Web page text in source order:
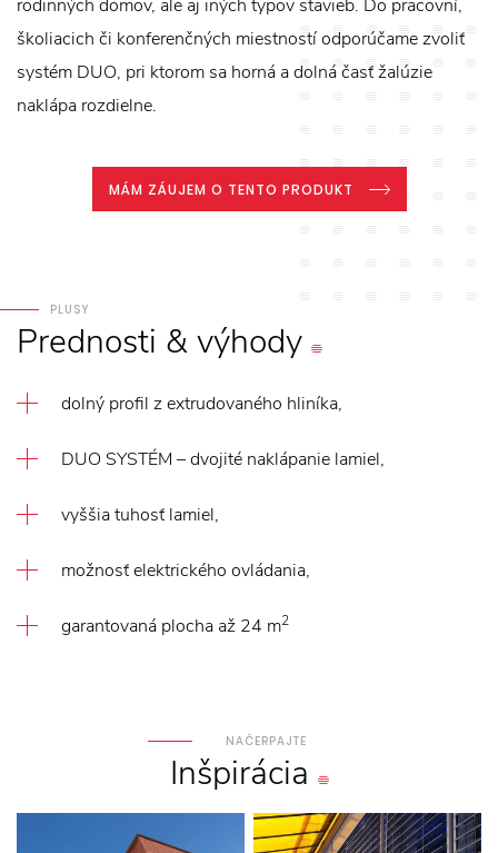
rodinných domov, ale aj iných typov stavieb. Do pracovní,
školiacich či konferenčných miestností odporúčame zvoliť
systém DUO, pri ktorom sa horná a dolná časť žalúzie
naklápa rozdielne.
MÁM ZÁUJEM O TENTO PRODUKT
PLUSY
Prednosti &výhody
dolný profil z extrudovaného hliníka,
DUO SYSTÉM – dvojité naklápanie lamiel,
vyššia tuhosť lamiel,
možnosť elektrického ovládania,
garantovaná plocha až 24 m2
NAČERPAJTE
Inšpirácia